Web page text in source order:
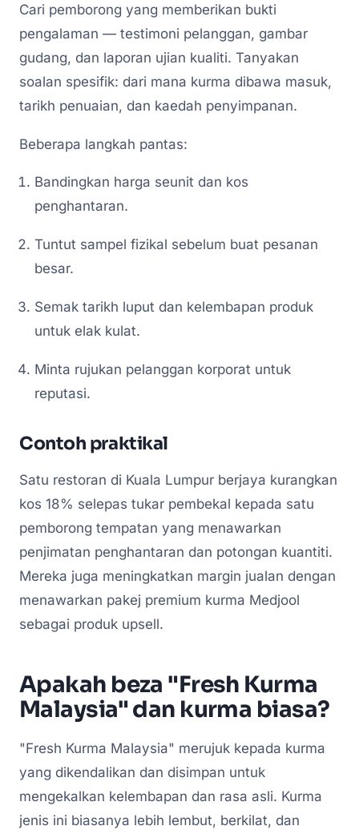
Cari pemborong yang memberikan bukti
pengalaman — testimoni pelanggan, gambar
gudang, dan laporan ujian kualiti. Tanyakan
soalan spesifik: dari mana kurma dibawa masuk,
tarikh penuaian, dan kaedah penyimpanan.
Beberapa langkah pantas:
Bandingkan harga seunit dan kos
penghantaran.
Tuntut sampel fizikal sebelum buat pesanan
besar.
Semak tarikh luput dan kelembapan produk
untuk elak kulat.
Minta rujukan pelanggan korporat untuk
reputasi.
Contoh praktikal
Satu restoran di Kuala Lumpur berjaya kurangkan
kos 18% selepas tukar pembekal kepada satu
pemborong tempatan yang menawarkan
penjimatan penghantaran dan potongan kuantiti.
Mereka juga meningkatkan margin jualan dengan
menawarkan pakej premium kurma Medjool
sebagai produk upsell.
Apakah beza "Fresh Kurma
Malaysia" dan kurma biasa?
"Fresh Kurma Malaysia" merujuk kepada kurma
yang dikendalikan dan disimpan untuk
mengekalkan kelembapan dan rasa asli. Kurma
jenis ini biasanya lebih lembut, berkilat, dan